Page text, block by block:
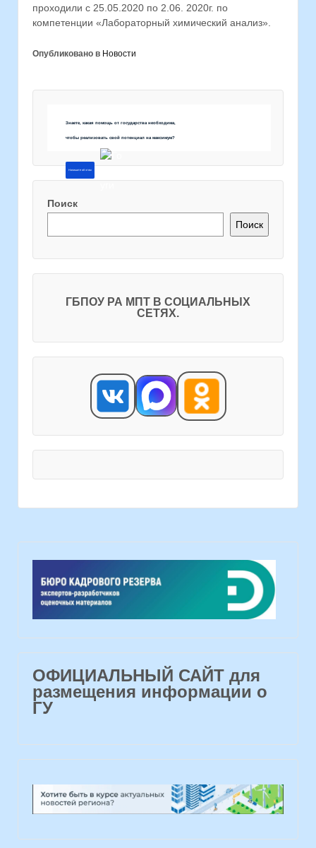
проходили с 25.05.2020 по 2.06. 2020г. по
компетенции «Лабораторный химический анализ».
Опубликовано в Новости
Знаете, какая помощь от государства необходима,
чтобы реализовать свой потенциал на максимум?
Напишите об этом
Поиск
Поиск
ГБПОУ РА МПТ В СОЦИАЛЬНЫХ
СЕТЯХ.
ОФИЦИАЛЬНЫЙ САЙТ для
размещения информации о
ГУ